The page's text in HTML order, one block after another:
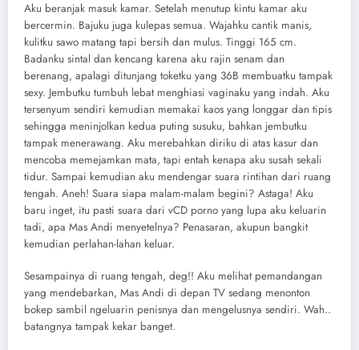
Aku beranjak masuk kamar. Setelah menutup kintu kamar aku
bercermin. Bajuku juga kulepas semua. Wajahku cantik manis,
kulitku sawo matang tapi bersih dan mulus. Tinggi 165 cm.
Badanku sintal dan kencang karena aku rajin senam dan
berenang, apalagi ditunjang toketku yang 36B membuatku tampak
sexy. Jembutku tumbuh lebat menghiasi vaginaku yang indah. Aku
tersenyum sendiri kemudian memakai kaos yang longgar dan tipis
sehingga meninjolkan kedua puting susuku, bahkan jembutku
tampak menerawang. Aku merebahkan diriku di atas kasur dan
mencoba memejamkan mata, tapi entah kenapa aku susah sekali
tidur. Sampai kemudian aku mendengar suara rintihan dari ruang
tengah. Aneh! Suara siapa malam-malam begini? Astaga! Aku
baru inget, itu pasti suara dari vCD porno yang lupa aku keluarin
tadi, apa Mas Andi menyetelnya? Penasaran, akupun bangkit
kemudian perlahan-lahan keluar.
Sesampainya di ruang tengah, deg!! Aku melihat pemandangan
yang mendebarkan, Mas Andi di depan TV sedang menonton
bokep sambil ngeluarin penisnya dan mengelusnya sendiri. Wah..
batangnya tampak kekar banget.